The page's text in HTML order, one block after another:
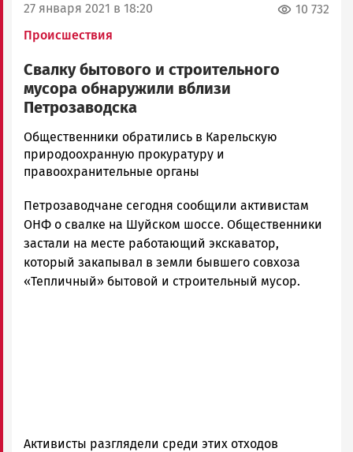
27 января 2021 в 18:20
Происшествия
10 732
Свалку бытового и строительного
мусора обнаружили вблизи
Петрозаводска
Корректор
Новости
Петрозаводска
Карелии
|
Петрозаводск
ГОВОРИТ
Общественники обратились в Карельскую
природоохранную прокуратуру и
правоохранительные органы
Петрозаводчане сегодня сообщили активистам
ОНФ о свалке на Шуйском шоссе. Общественники
застали на месте работающий экскаватор,
который закапывал в земли бывшего совхоза
«Тепличный» бытовой и строительный мусор.
Активисты разглядели среди этих отходов